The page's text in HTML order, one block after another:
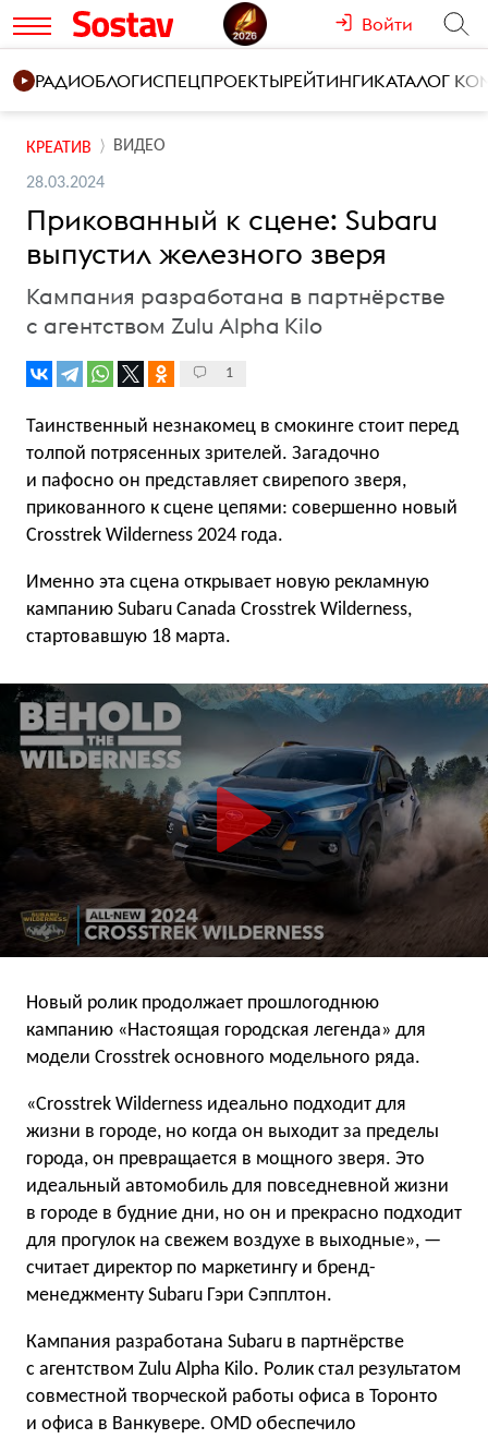
Войти
РАДИОБЛОГИСПЕЦПРОЕКТЫРЕЙТИНГИКАТАЛОГ
КРЕАТИВ ВИДЕО
28.03.2024
Прикованный к сцене: Subaru
выпустил железного зверя
Кампания разработана в партнёрстве
с агентством Zulu Alpha Kilo
1
Таинственный незнакомец в смокинге стоит перед
толпой потрясенных зрителей. Загадочно
и пафосно он представляет свирепого зверя,
прикованного к сцене цепями: совершенно новый
Crosstrek Wilderness 2024 года.
Именно эта сцена открывает новую рекламную
кампанию Subaru Canada Crosstrek Wilderness,
стартовавшую 18 марта.
Новый ролик продолжает прошлогоднюю
кампанию «Настоящая городская легенда» для
модели Crosstrek основного модельного ряда.
«Crosstrek Wilderness идеально подходит для
жизни в городе, но когда он выходит за пределы
города, он превращается в мощного зверя. Это
идеальный автомобиль для повседневной жизни
в городе в будние дни, но он и прекрасно подходит
для прогулок на свежем воздухе в выходные», —
считает директор по маркетингу и бренд-
менеджменту Subaru Гэри Сэпплтон.
Кампания разработана Subaru в партнёрстве
с агентством Zulu Alpha Kilo. Ролик стал результатом
совместной творческой работы офиса в Торонто
и офиса в Ванкувере. OMD обеспечило